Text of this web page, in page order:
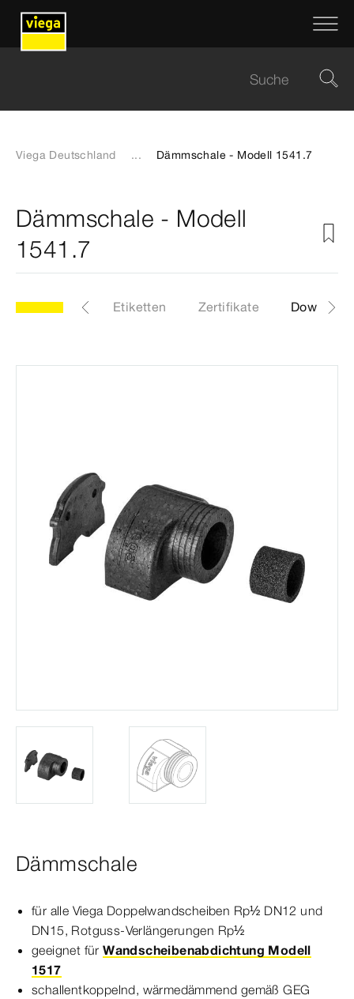
Viega Deutschland ... Dämmschale - Modell 1541.7
Dämmschale - Modell
1541.7
Artikel Etiketten Zertifikate
Dämmschale
für alle Viega Doppelwandscheiben Rp½ DN12 und
DN15, Rotguss-​Verlängerungen Rp½
geeignet fürWandscheibenabdichtung Modell
1517
schallentkoppelnd, wärmedämmend gemäß GEG